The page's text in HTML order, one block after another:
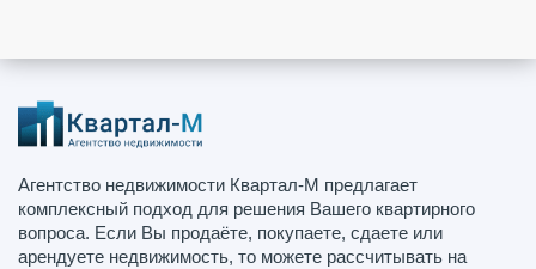
Агентство недвижимости Квартал-М предлагает
комплексный подход для решения Вашего квартирного
вопроса. Если Вы продаёте, покупаете, сдаете или
арендуете недвижимость, то можете рассчитывать на